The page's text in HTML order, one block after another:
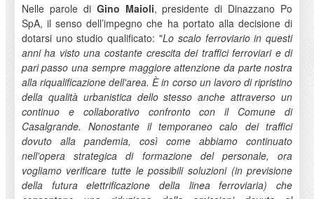
Nelle parole di Gino Maioli, presidente di Dinazzano Po
SpA, il senso dell’impegno che ha portato alla decisione di
dotarsi uno studio qualificato: "Lo scalo ferroviario in questi
anni ha visto una costante crescita dei traffici ferroviari e di
pari passo una sempre maggiore attenzione da parte nostra
alla riqualificazione dell'area. È in corso un lavoro di ripristino
della qualità urbanistica dello stesso anche attraverso un
continuo e collaborativo confronto con il Comune di
Casalgrande. Nonostante il temporaneo calo dei traffici
dovuto alla pandemia, così come abbiamo continuato
nell'opera strategica di formazione del personale, ora
vogliamo verificare tutte le possibili soluzioni (in previsione
della futura elettrificazione della linea ferroviaria) che